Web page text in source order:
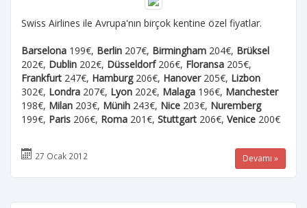
Swiss Airlines ile Avrupa'nın birçok kentine özel fiyatlar.
Barselona 199€, Berlin 207€, Birmingham 204€, Brüksel
202€, Dublin 202€, Düsseldorf206€, Floransa 205€,
Frankfurt 247€, Hamburg206€, Hanover205€, Lizbon
302€, Londra 207€, Lyon 202€, Malaga 196€, Manchester
198€, Milan 203€, Münih 243€, Nice 203€, Nuremberg
199€, Paris 206€, Roma 201€, Stuttgart 206€, Venice 200€
27 Ocak 2012 Devamı »